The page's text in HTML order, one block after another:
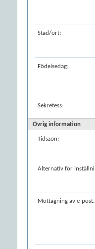
Stad/ort:
Födelsedag:
Sekretess:
Övrig information
Tidszon:
Alternativ för
Mottagning av e-